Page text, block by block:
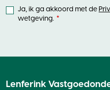
Ja, ik ga akkoord met de
wetgeving.
Lenferink